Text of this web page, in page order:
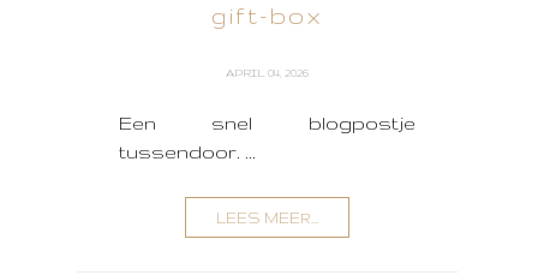
gift-box
APRIL 04, 2026
Een snel blogpostje
tussendoor. ...
LEES MEER...